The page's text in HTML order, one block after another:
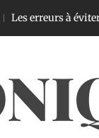
à éviter pour